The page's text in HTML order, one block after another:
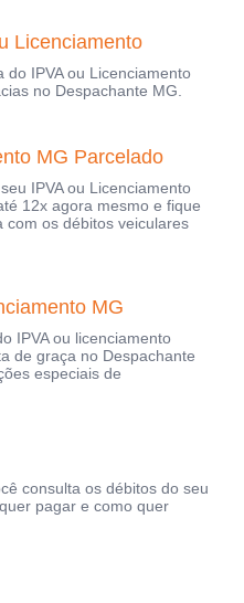
Licenciamento
do IPVA ou Licenciamento
no Despachante MG.
MG Parcelado
IPVA ou Licenciamento
12x agora mesmo e fique
com os débitos veiculares
MG
IPVA ou licenciamento
de graça no Despachante
especiais de
consulta os débitos do seu
pagar e como quer